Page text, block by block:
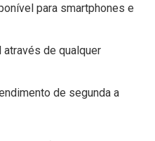
para smartphones e
de qualquer
de segunda a